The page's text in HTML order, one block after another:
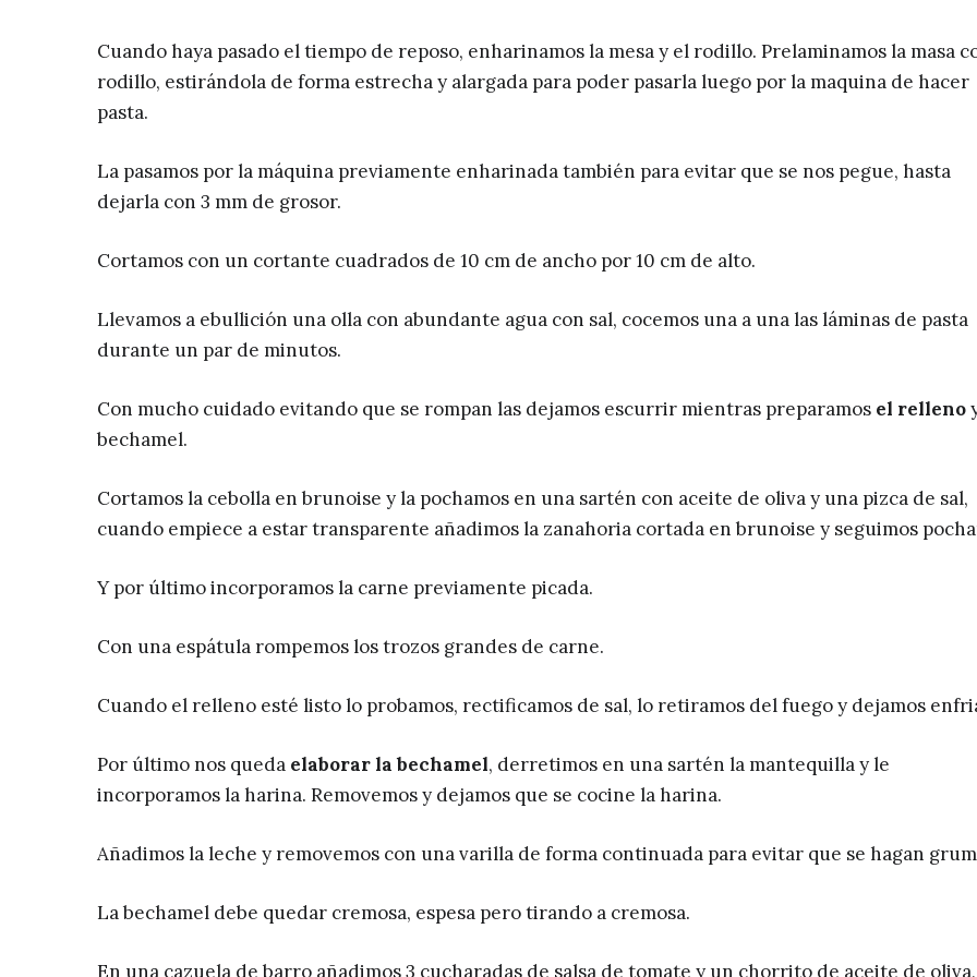
Cuando haya pasado el tiempo de reposo, enharinamos la mesa y el rodillo. Prelaminamos la masa
rodillo, estirándola de forma estrecha y alargada para poder pasarla luego por la maquina de hacer
pasta.
La pasamos por la máquina previamente enharinada también para evitar que se nos pegue, hasta
dejarla con 3 mm de grosor.
Cortamos con un cortante cuadrados de 10 cm de ancho por 10 cm de alto.
Llevamos a ebullición una olla con abundante agua con sal, cocemos una a una las láminas de pasta
durante un par de minutos.
Con mucho cuidado evitando que se rompan las dejamos escurrir mientras preparamos el relleno
bechamel.
Cortamos la cebolla en brunoise y la pochamos en una sartén con aceite de oliva y una pizca de sal,
cuando empiece a estar transparente añadimos la zanahoria cortada en brunoise y seguimos
Y por último incorporamos la carne previamente picada.
Con una espátula rompemos los trozos grandes de carne.
Cuando el relleno esté listo lo probamos, rectificamos de sal, lo retiramos del fuego y dejamos
Por último nos queda elaborar la bechamel, derretimos en una sartén la mantequilla y le
incorporamos la harina. Removemos y dejamos que se cocine la harina.
Añadimos la leche y removemos con una varilla de forma continuada para evitar que se hagan
La bechamel debe quedar cremosa, espesa pero tirando a cremosa.
En una cazuela de barro añadimos 3 cucharadas de salsa de tomate y un chorrito de aceite de oliva,